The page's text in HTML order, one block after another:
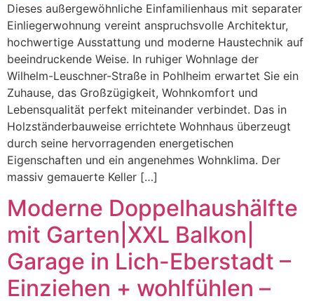
Dieses außergewöhnliche Einfamilienhaus mit separater
Einliegerwohnung vereint anspruchsvolle Architektur,
hochwertige Ausstattung und moderne Haustechnik auf
beeindruckende Weise. In ruhiger Wohnlage der
Wilhelm-Leuschner-Straße in Pohlheim erwartet Sie ein
Zuhause, das Großzügigkeit, Wohnkomfort und
Lebensqualität perfekt miteinander verbindet. Das in
Holzständerbauweise errichtete Wohnhaus überzeugt
durch seine hervorragenden energetischen
Eigenschaften und ein angenehmes Wohnklima. Der
massiv gemauerte Keller […]
Moderne Doppelhaushälfte
mit Garten|XXL Balkon|
Garage in Lich-Eberstadt –
Einziehen + wohlfühlen –